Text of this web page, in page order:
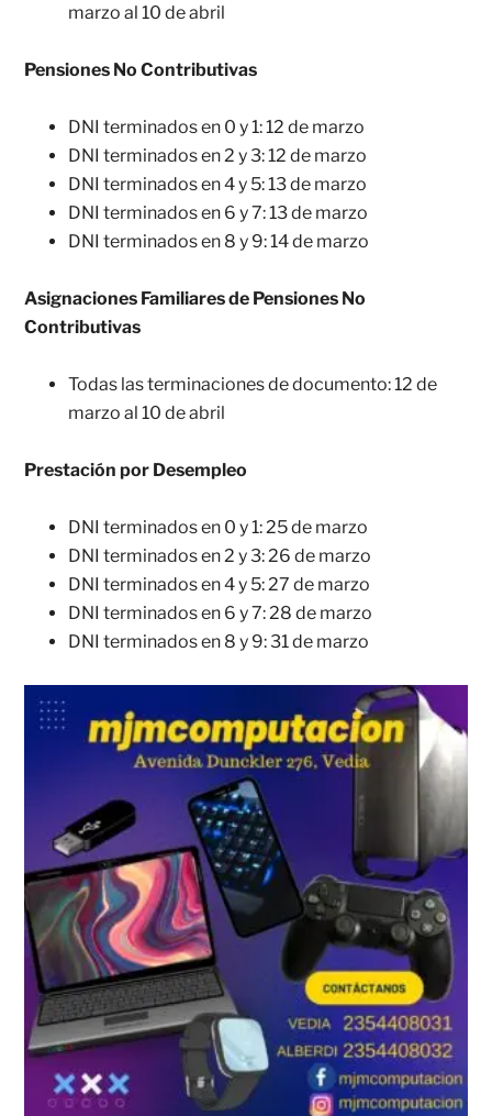
marzo al 10 de abril
Pensiones No Contributivas
DNI terminados en 0 y 1: 12 de marzo
DNI terminados en 2 y 3: 12 de marzo
DNI terminados en 4 y 5: 13 de marzo
DNI terminados en 6 y 7: 13 de marzo
DNI terminados en 8 y 9: 14 de marzo
Asignaciones Familiares de Pensiones No
Contributivas
Todas las terminaciones de documento: 12 de
marzo al 10 de abril
Prestación por Desempleo
DNI terminados en 0 y 1: 25 de marzo
DNI terminados en 2 y 3: 26 de marzo
DNI terminados en 4 y 5: 27 de marzo
DNI terminados en 6 y 7: 28 de marzo
DNI terminados en 8 y 9: 31 de marzo